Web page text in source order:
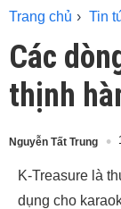
Trang chủ Tin
Các
thịnh
Nguyễn Tất Trung
K-Treasure là
dụng cho